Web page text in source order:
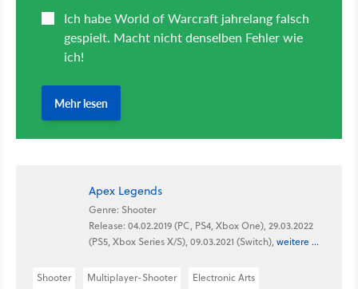
Apex Legends
Genre: Shooter
Release: 04.02.2019 (PC, PS4, Xbox One), 29.03.2022
(PS5, Xbox Series X/S), 09.03.2021 (Switch), weitere ...
Shooter Multiplayer-Shooter Electronic Arts